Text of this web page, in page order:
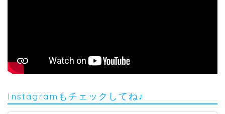
Instagramもチェックしてね♪